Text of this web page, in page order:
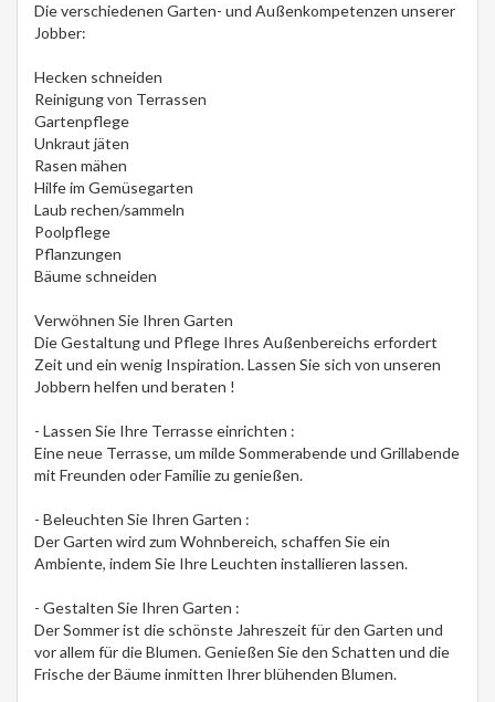
Die verschiedenen Garten- und Außenkompetenzen unserer
Jobber:
Hecken schneiden
Reinigung von Terrassen
Gartenpflege
Unkraut jäten
Rasen mähen
Hilfe im Gemüsegarten
Laub rechen/sammeln
Poolpflege
Pflanzungen
Bäume schneiden
Verwöhnen Sie Ihren Garten
Die Gestaltung und Pflege Ihres Außenbereichs erfordert
Zeit und ein wenig Inspiration. Lassen Sie sich von unseren
Jobbern helfen und beraten !
- Lassen Sie Ihre Terrasse einrichten :
Eine neue Terrasse, um milde Sommerabende und Grillabende
mit Freunden oder Familie zu genießen.
- Beleuchten Sie Ihren Garten :
Der Garten wird zum Wohnbereich, schaffen Sie ein
Ambiente, indem Sie Ihre Leuchten installieren lassen.
- Gestalten Sie Ihren Garten :
Der Sommer ist die schönste Jahreszeit für den Garten und
vor allem für die Blumen. Genießen Sie den Schatten und die
Frische der Bäume inmitten Ihrer blühenden Blumen.